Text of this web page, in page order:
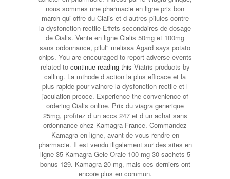
nous sommes une pharmacie en ligne prix bon
march qui offre du Cialis et d autres pilules contre
la dysfonction rectile Effets secondaires de dosage
de Cialis. Vente en ligne Cialis 50mg et 100mg
sans ordonnance, pilul" melissa Agard says potato
chips. You are encouraged to report adverse events
related to continue reading this Viatris products by
calling. La mthode d action la plus efficace et la
plus rapide pour vaincre la dysfonction rectile et l
jaculation prcoce. Experience the convenience of
ordering Cialis online. Prix du viagra generique
25mg, profitez d un accs 247 et d un achat sans
ordonnance chez Kamagra France. Commandez
Kamagra en ligne, avant de vous rendre en
pharmacie. Il est vendu illgalement sur des sites en
ligne 35 Kamagra Gele Orale 100 mg 30 sachets 5
bonus 129. Kamagra 20 mg, mais ces derniers ont
encore plus en commun.